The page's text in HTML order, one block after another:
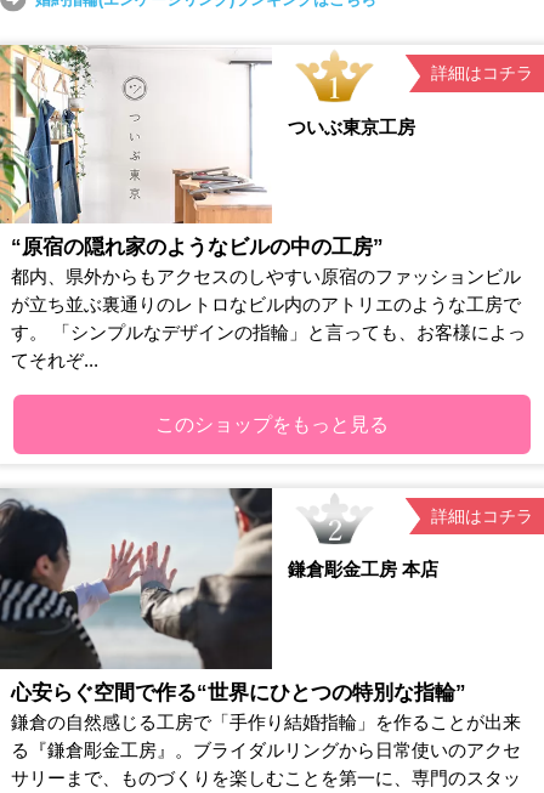
詳細はコチラ
ついぶ東京工房
“原宿の隠れ家のようなビルの中の工房”
都内、県外からもアクセスのしやすい原宿のファッションビル
が立ち並ぶ裏通りのレトロなビル内のアトリエのような工房で
す。 「シンプルなデザインの指輪」と言っても、お客様によっ
てそれぞ...
このショップをもっと見る
詳細はコチラ
鎌倉彫金工房 本店
心安らぐ空間で作る“世界にひとつの特別な指輪”
鎌倉の自然感じる工房で「手作り結婚指輪」を作ることが出来
る『鎌倉彫金工房』。ブライダルリングから日常使いのアクセ
サリーまで、ものづくりを楽しむことを第一に、専門のスタッ